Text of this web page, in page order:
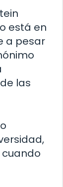
está en
a pesar
las